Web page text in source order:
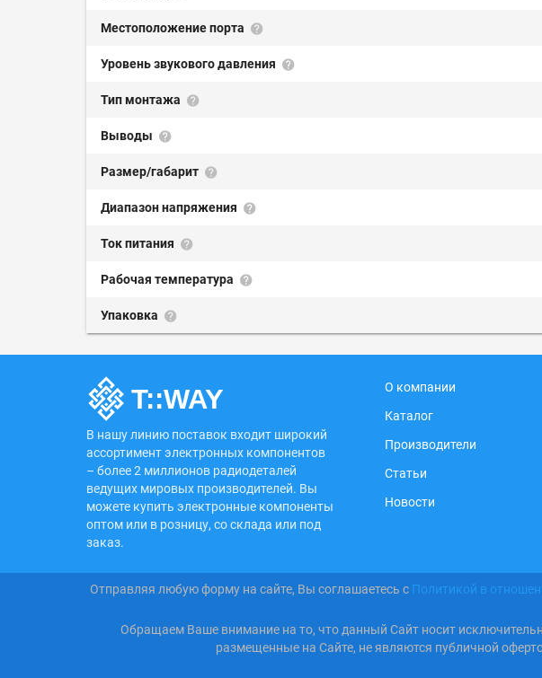
Местоположение порта
Уровень звукового давления
Тип монтажа
Выводы
Размер/габарит
Диапазон напряжения
Ток питания
Рабочая температура
Упаковка
В нашу линию поставок входит широкий
ассортимент электронных компонентов
– более 2 миллионов радиодеталей
ведущих мировых производителей. Вы
можете купить электронные компоненты
оптом или в розницу, со склада или под
заказ.
О компании
Каталог
Производители
Статьи
Новости
Отправляя любую форму на сайте, Вы соглашаетесь с Политикой в
Обращаем Ваше внимание на то, что данный Сайт носит
размещенные на Сайте, не являются публичной